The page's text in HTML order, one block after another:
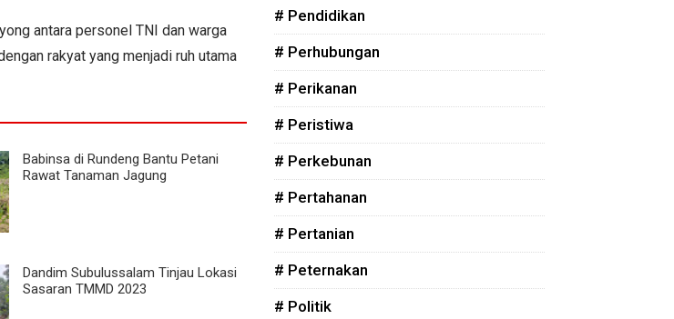
antara personel TNI dan warga
rakyat yang menjadi ruh utama
Babinsa di Rundeng Bantu Petani
Rawat Tanaman Jagung
Dandim Subulussalam Tinjau Lokasi
Sasaran TMMD 2023
# Pendidikan
# Perhubungan
# Perikanan
# Peristiwa
# Perkebunan
# Pertahanan
# Pertanian
# Peternakan
# Politik